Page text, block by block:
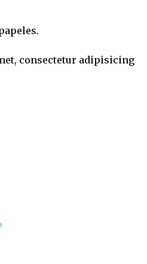
consectetur adipisicing